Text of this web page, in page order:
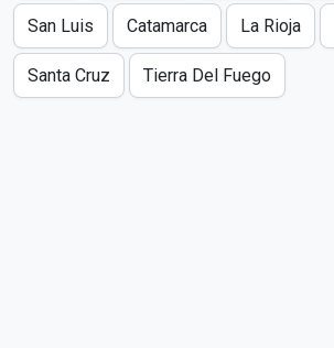
San Luis Catamarca La Rioja
Santa Cruz Tierra Del Fuego